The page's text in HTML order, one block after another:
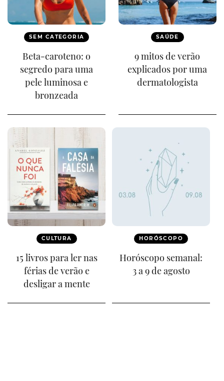
SEM CATEGORIA
Beta-caroteno: o
segredo para uma
pele luminosa e
bronzeada
SAÚDE
9 mitos de verão
explicados por uma
dermatologista
CULTURA
15 livros para ler nas
férias de verão e
desligar a mente
HORÓSCOPO
Horóscopo semanal:
3 a 9 de agosto